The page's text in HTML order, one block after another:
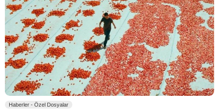
Haberler - Özel Dosyalar